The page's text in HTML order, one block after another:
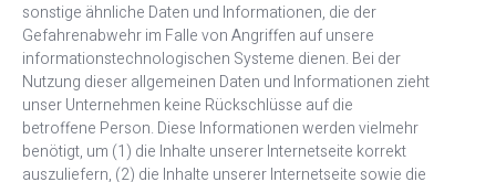
sonstige ähnliche Daten und Informationen, die der
Gefahrenabwehr im Falle von Angriffen auf unsere
informationstechnologischen Systeme dienen. Bei der
Nutzung dieser allgemeinen Daten und Informationen zieht
unser Unternehmen keine Rückschlüsse auf die
betroffene Person. Diese Informationen werden vielmehr
benötigt, um (1) die Inhalte unserer Internetseite korrekt
auszuliefern, (2) die Inhalte unserer Internetseite sowie die